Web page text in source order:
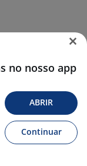
no nosso app
ABRIR
Continuar